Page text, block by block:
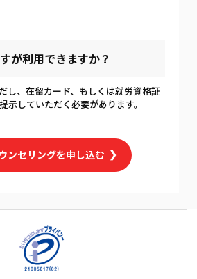
が利用できますか？
し、在留カード、もしくは就労資格証
示していただく必要があります。
ンセリングを申し込む